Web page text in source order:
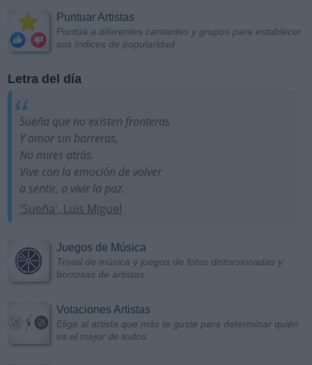
Puntuar Artistas
Puntúa a diferentes cantantes y grupos para establecer
sus índices de popularidad
Letra del día
Sueña que no existen fronteras
Y amor sin barreras,
No mires atrás.
Vive con la emoción de volver
a sentir, a vivir la paz.
'Sueña', Luis Miguel
Juegos de Música
Trivial de música y juegos de fotos distorsionadas y
borrosas de artistas
Votaciones Artistas
Elige al artista que más te guste para determinar quién
es el mejor de todos